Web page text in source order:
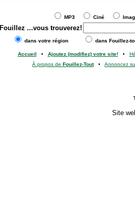
MP3 Ciné
Fouillez ...vous trouverez!
dans votre région dans Fouillez-
Accueil • Ajoutez (modifiez) votre site!•
À propos de Fouillez-Tout• Annoncez
Site